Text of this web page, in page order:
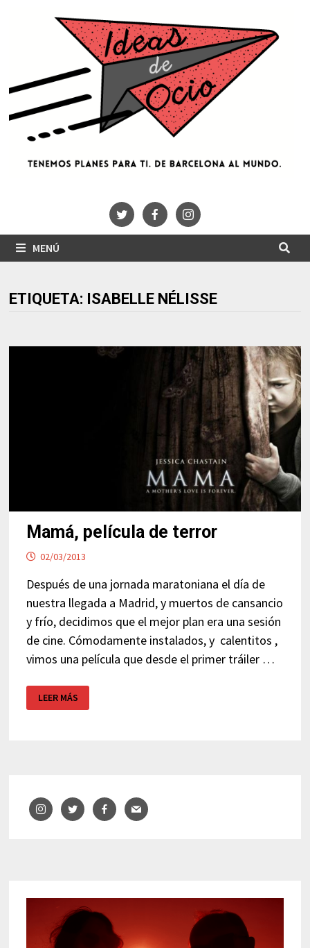
MENÚ
ETIQUETA: ISABELLE NÉLISSE
Mamá, película de terror
02/03/2013
Después de una jornada maratoniana el día de
nuestra llegada a Madrid, y muertos de cansancio
y frío, decidimos que el mejor plan era una sesión
de cine. Cómodamente instalados, y calentitos ,
vimos una película que desde el primer tráiler …
PELÍCULA
DE
LEER MÁS